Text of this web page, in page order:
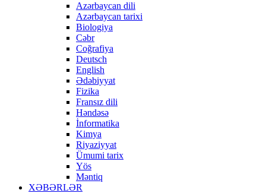
Azərbaycan dili
Azərbaycan tarixi
Biologiya
Cəbr
Coğrafiya
Deutsch
English
Ədəbiyyat
Fizika
Fransız dili
Həndəsə
İnformatika
Kimya
Riyaziyyat
Ümumi tarix
Yös
Məntiq
XƏBƏRLƏR